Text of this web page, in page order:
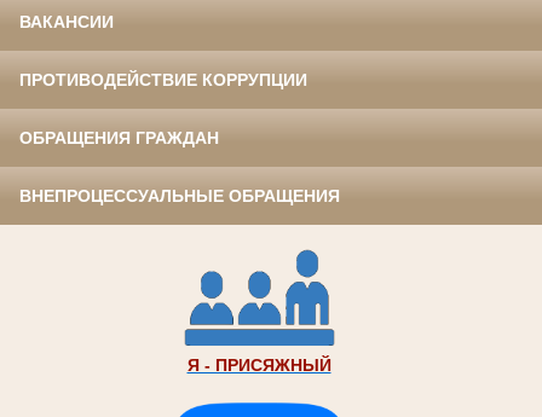
ВАКАНСИИ
ПРОТИВОДЕЙСТВИЕ КОРРУПЦИИ
ОБРАЩЕНИЯ ГРАЖДАН
ВНЕПРОЦЕССУАЛЬНЫЕ ОБРАЩЕНИЯ
Я - ПРИСЯЖНЫЙ